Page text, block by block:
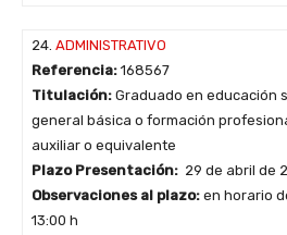
24. ADMINISTRATIVO
Referencia: 168567
Titulación: Graduado en educación
general básica o formación
auxiliar o equivalente
Plazo Presentación: 29 de abril de
Observaciones al plazo: en horario
13:00 h